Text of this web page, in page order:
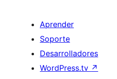
Aprender
Soporte
Desarrolladores
WordPress.tv ↗